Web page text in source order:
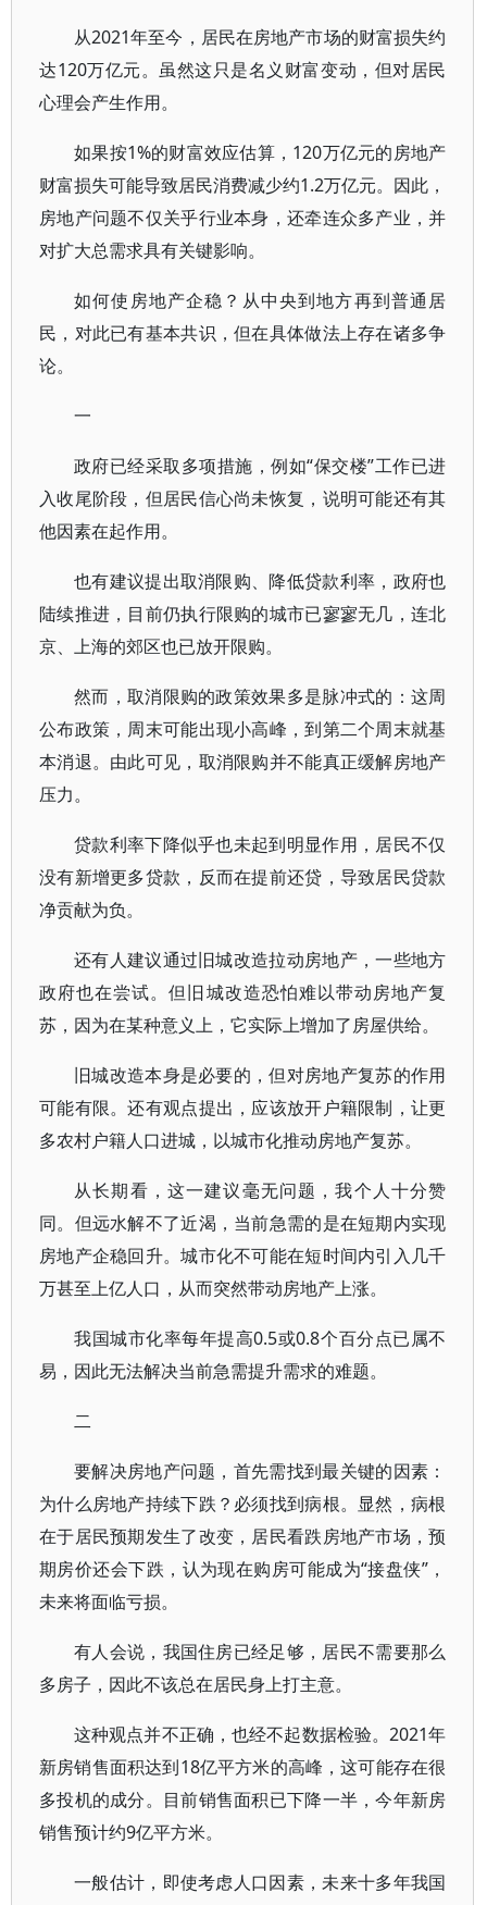
从2021年至今，居民在房地产市场的财富损失约
达120万亿元。虽然这只是名义财富变动，但对居民
心理会产生作用。
如果按1%的财富效应估算，120万亿元的房地产
财富损失可能导致居民消费减少约1.2万亿元。因此，
房地产问题不仅关乎行业本身，还牵连众多产业，并
对扩大总需求具有关键影响。
如何使房地产企稳？从中央到地方再到普通居
民，对此已有基本共识，但在具体做法上存在诸多争
论。
一
政府已经采取多项措施，例如“保交楼”工作已进
入收尾阶段，但居民信心尚未恢复，说明可能还有其
他因素在起作用。
也有建议提出取消限购、降低贷款利率，政府也
陆续推进，目前仍执行限购的城市已寥寥无几，连北
京、上海的郊区也已放开限购。
然而，取消限购的政策效果多是脉冲式的：这周
公布政策，周末可能出现小高峰，到第二个周末就基
本消退。由此可见，取消限购并不能真正缓解房地产
压力。
贷款利率下降似乎也未起到明显作用，居民不仅
没有新增更多贷款，反而在提前还贷，导致居民贷款
净贡献为负。
还有人建议通过旧城改造拉动房地产，一些地方
政府也在尝试。但旧城改造恐怕难以带动房地产复
苏，因为在某种意义上，它实际上增加了房屋供给。
旧城改造本身是必要的，但对房地产复苏的作用
可能有限。还有观点提出，应该放开户籍限制，让更
多农村户籍人口进城，以城市化推动房地产复苏。
从长期看，这一建议毫无问题，我个人十分赞
同。但远水解不了近渴，当前急需的是在短期内实现
房地产企稳回升。城市化不可能在短时间内引入几千
万甚至上亿人口，从而突然带动房地产上涨。
我国城市化率每年提高0.5或0.8个百分点已属不
易，因此无法解决当前急需提升需求的难题。
二
要解决房地产问题，首先需找到最关键的因素：
为什么房地产持续下跌？必须找到病根。显然，病根
在于居民预期发生了改变，居民看跌房地产市场，预
期房价还会下跌，认为现在购房可能成为“接盘侠”，
未来将面临亏损。
有人会说，我国住房已经足够，居民不需要那么
多房子，因此不该总在居民身上打主意。
这种观点并不正确，也经不起数据检验。2021年
新房销售面积达到18亿平方米的高峰，这可能存在很
多投机的成分。目前销售面积已下降一半，今年新房
销售预计约9亿平方米。
一般估计，即使考虑人口因素，未来十多年我国